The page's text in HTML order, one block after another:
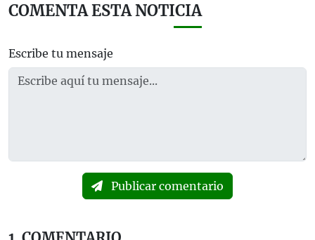
COMENTA ESTA NOTICIA
Escribe tu mensaje
Publicar comentario